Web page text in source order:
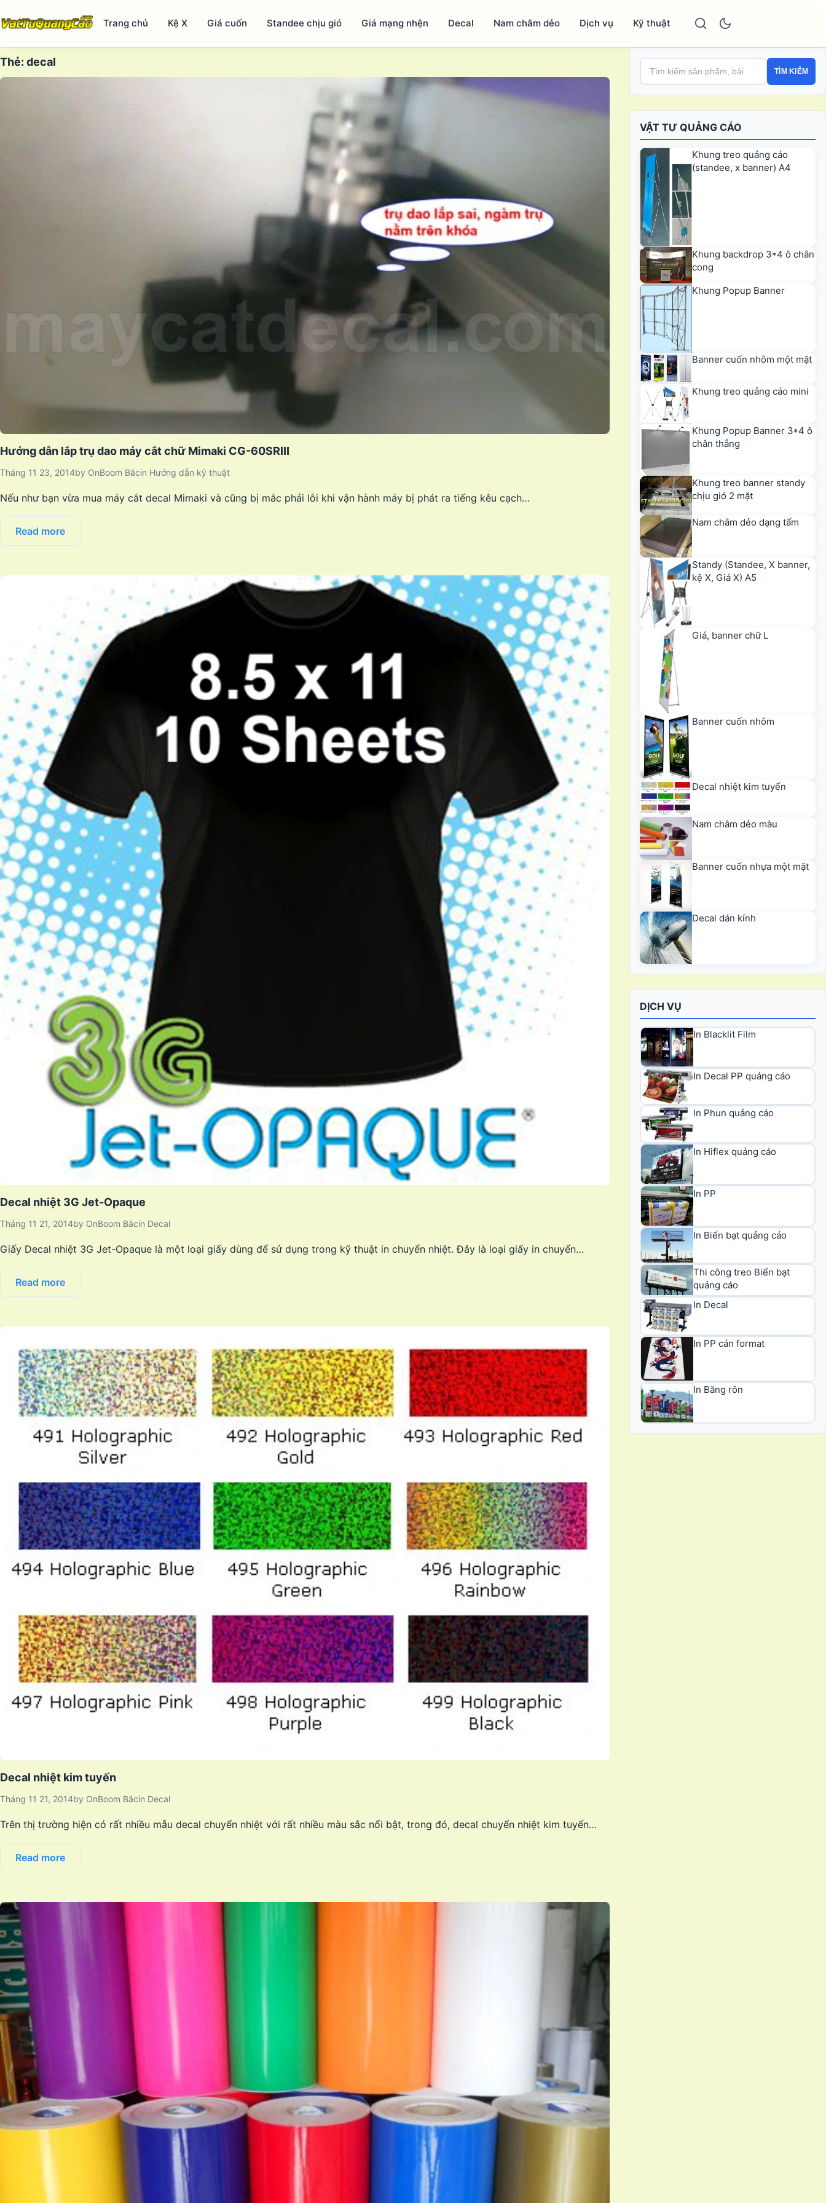
Trang chủ Kệ X Giá cuốn Standee chịu gió Giá mạng nhện Decal Nam châm dẻo Dịch vụ Kỹ thuật
Thẻ: decal
Hướng dẫn lắp trụ dao máy cắt chữ Mimaki CG-60SRIII
Tháng 11 23, 2014by OnBoom Bắcin Hướng dẫn kỹ thuật
Nếu như bạn vừa mua máy cắt decal Mimaki và cũng bị mắc phải lỗi khi vận hành máy bị phát ra tiếng kêu cạch…
Read more
Decal nhiệt 3G Jet-Opaque
Tháng 11 21, 2014by OnBoom Bắcin Decal
Giấy Decal nhiệt 3G Jet-Opaque là một loại giấy dùng để sử dụng trong kỹ thuật in chuyển nhiệt. Đây là loại giấy in chuyển…
Read more
Decal nhiệt kim tuyến
Tháng 11 21, 2014by OnBoom Bắcin Decal
Trên thị trường hiện có rất nhiều mẫu decal chuyển nhiệt với rất nhiều màu sắc nổi bật, trong đó, decal chuyển nhiệt kim tuyến…
Read more
TÌM KIẾM
VẬT TƯ QUẢNG CÁO
Khung treo quảng cáo
(standee, x banner) A4
Khung backdrop 3*4 ô chân
cong
Khung Popup Banner
Banner cuốn nhôm một mặt
Khung treo quảng cáo mini
Khung Popup Banner 3*4 ô
chân thẳng
Khung treo banner standy
chịu gió 2 mặt
Nam châm dẻo dạng tấm
Standy (Standee, X banner,
kệ X, Giá X) A5
Giá, banner chữ L
Banner cuốn nhôm
Decal nhiệt kim tuyến
Nam châm dẻo màu
Banner cuốn nhựa một mặt
Decal dán kính
DỊCH VỤ
In Blacklit Film
In Decal PP quảng cáo
In Phun quảng cáo
In Hiflex quảng cáo
In PP
In Biển bạt quảng cáo
Thi công treo Biển bạt
quảng cáo
In Decal
In PP cán format
In Băng rôn